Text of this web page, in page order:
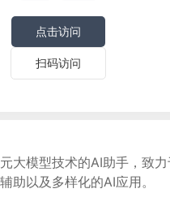
点击访问
扫码访问
大模型技术的AI助手，致
助以及多样化的AI应用。